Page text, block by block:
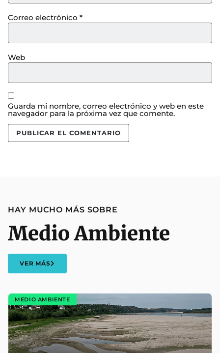
Correo electrónico *
Web
Guarda mi nombre, correo electrónico y web en este
navegador para la próxima vez que comente.
HAY MUCHO MÁS SOBRE
Medio Ambiente
VER MÁS
MEDIO AMBIENTE